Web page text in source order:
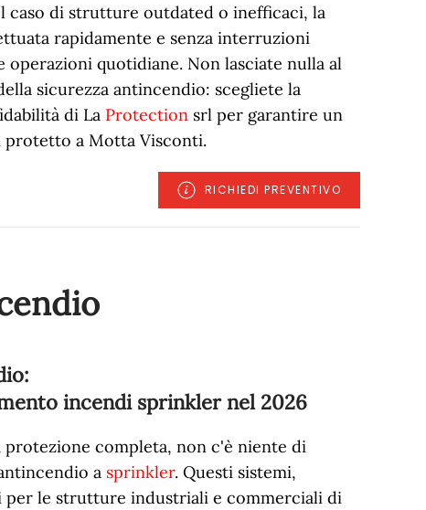
caso di strutture outdated o inefficaci, la
rapidamente e senza interruzioni
operazioni quotidiane. Non lasciate nulla al
sicurezza antincendio: scegliete la
di La Protection srl per garantire un
protetto a Motta Visconti.
RICHIEDI PREVENTIVO
incendi sprinkler nel 2026
protezione completa, non c'è niente di
a sprinkler. Questi sistemi,
per le strutture industriali e commerciali di